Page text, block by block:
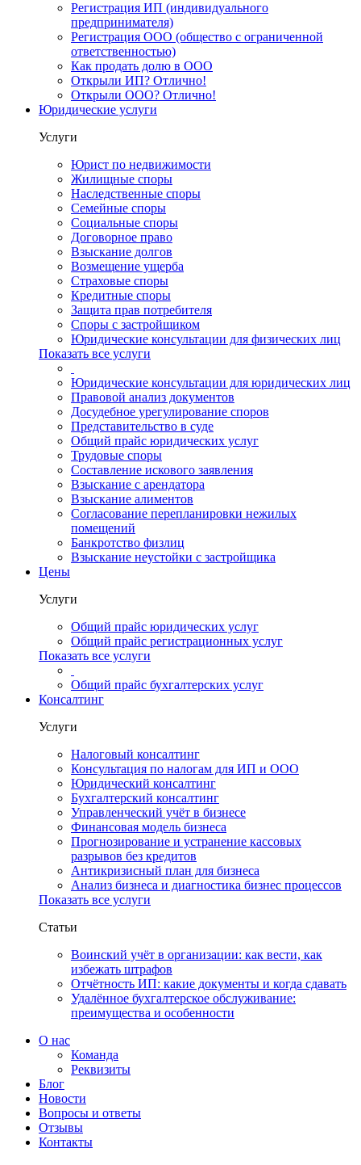
Регистрация ИП (индивидуального
предпринимателя)
Регистрация ООО (общество с ограниченной
ответственностью)
Как продать долю в ООО
Открыли ИП? Отлично!
Открыли ООО? Отлично!
Юридические услуги
Услуги
Юрист по недвижимости
Жилищные споры
Наследственные споры
Семейные споры
Социальные споры
Договорное право
Взыскание долгов
Возмещение ущерба
Страховые споры
Кредитные споры
Защита прав потребителя
Споры с застройщиком
Юридические консультации для физических лиц
Показать все услуги
Юридические консультации для юридических лиц
Правовой анализ документов
Досудебное урегулирование споров
Представительство в суде
Общий прайс юридических услуг
Трудовые споры
Составление искового заявления
Взыскание с арендатора
Взыскание алиментов
Cогласование перепланировки нежилых
помещений
Банкротство физлиц
Взыскание неустойки с застройщика
Цены
Услуги
Общий прайс юридических услуг
Общий прайс регистрационных услуг
Показать все услуги
Общий прайс бухгалтерских услуг
Консалтинг
Услуги
Налоговый консалтинг
Консультация по налогам для ИП и ООО
Юридический консалтинг
Бухгалтерский консалтинг
Управленческий учёт в бизнесе
Финансовая модель бизнеса
Прогнозирование и устранение кассовых
разрывов без кредитов
Антикризисный план для бизнеса
Анализ бизнеса и диагностика бизнес процессов
Показать все услуги
Статьи
Воинский учёт в организации: как вести, как
избежать штрафов
Отчётность ИП: какие документы и когда сдавать
Удалённое бухгалтерское обслуживание:
преимущества и особенности
О нас
Команда
Реквизиты
Блог
Новости
Вопросы и ответы
Отзывы
Контакты